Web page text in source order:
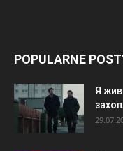
POPULARNE
Я